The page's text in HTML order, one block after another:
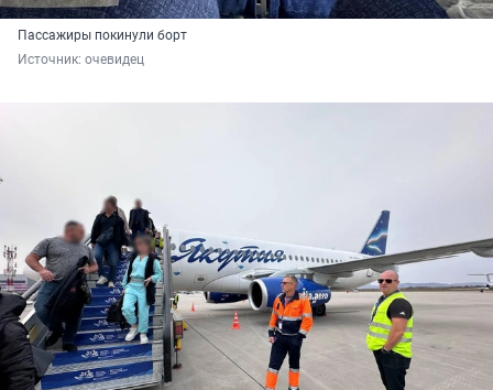
Пассажиры покинули борт
Источник: очевидец